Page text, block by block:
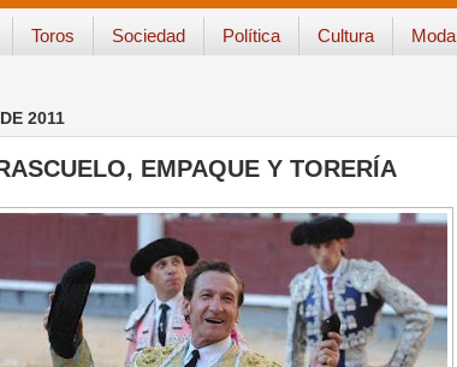
Toros Sociedad Política Cultura Moda
2011
EMPAQUE Y TORERÍA